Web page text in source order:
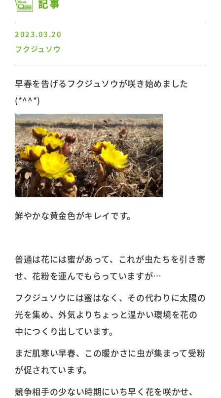
記事
2023.03.20
フクジュソウ
早春を告げるフクジュソウが咲き始めました
(*^^*)
鮮やかな黄金色がキレイです。
普通は花には蜜があって、これが虫たちを引き寄
せ、花粉を運んでもらっていますが…
フクジュソウには蜜はなく、その代わりに太陽の
光を集め、外気よりちょっと温かい環境を花の
中につくり出しています。
まだ肌寒い早春、この暖かさに虫が集まって受粉
が促されています。
競争相手の少ない時期にいち早く花を咲かせ、